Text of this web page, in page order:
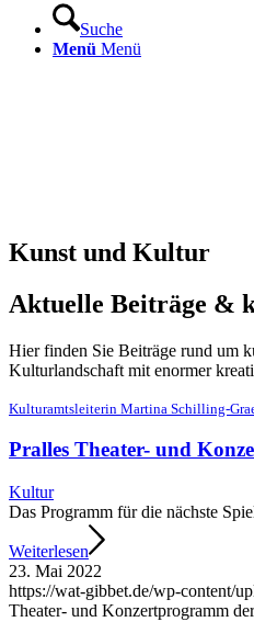
Suche
Menü Menü
Kunst und Kultur
Aktuelle Beiträge &
Hier finden Sie Beiträge rund um
Kulturlandschaft mit enormer
Kulturamtsleiterin Martina Schilling-
Pralles Theater- und
Kultur
Das Programm für die nächste
Weiterlesen
23. Mai 2022
https://wat-gibbet.de/wp-content/
Theater- und Konzertprogramm